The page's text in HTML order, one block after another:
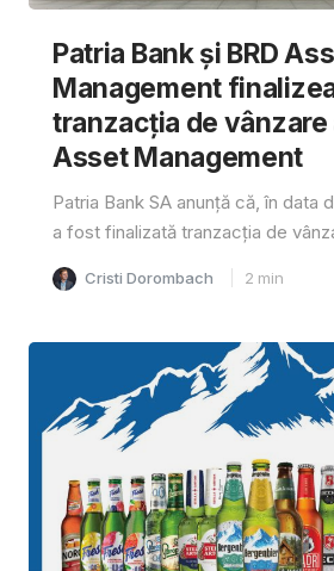
Patria Bank și BRD
Management
tranzacția de vânzare
Asset Management
Patria Bank SA anunță că, în data
a fost finalizată tranzacția de
Cristi Dorombach 2 min